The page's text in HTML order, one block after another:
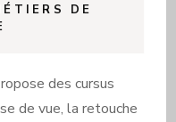
DE
des cursus
de vue, la retouche